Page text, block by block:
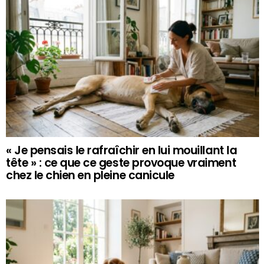
« Je pensais le rafraîchir en lui mouillant la
tête » : ce que ce geste provoque vraiment
chez le chien en pleine canicule